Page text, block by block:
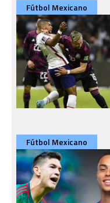
Fútbol Mexicano
Fútbol Mexicano